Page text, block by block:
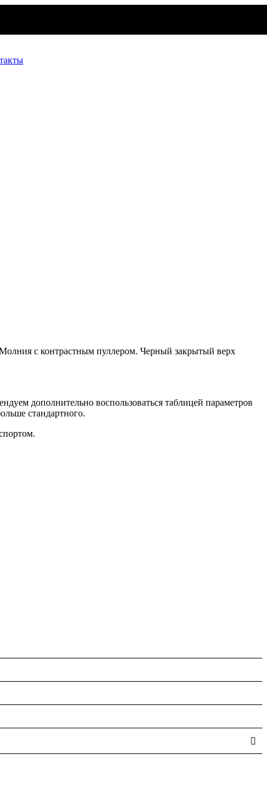
с контрастным пуллером. Черный закрытый верх
дополнительно воспользоваться таблицей параметров
стандартного.